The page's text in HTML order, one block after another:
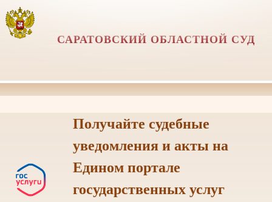
САРАТОВСКИЙ ОБЛАСТНОЙ СУД
Получайте судебные
уведомления и акты на
Едином портале
государственных услуг